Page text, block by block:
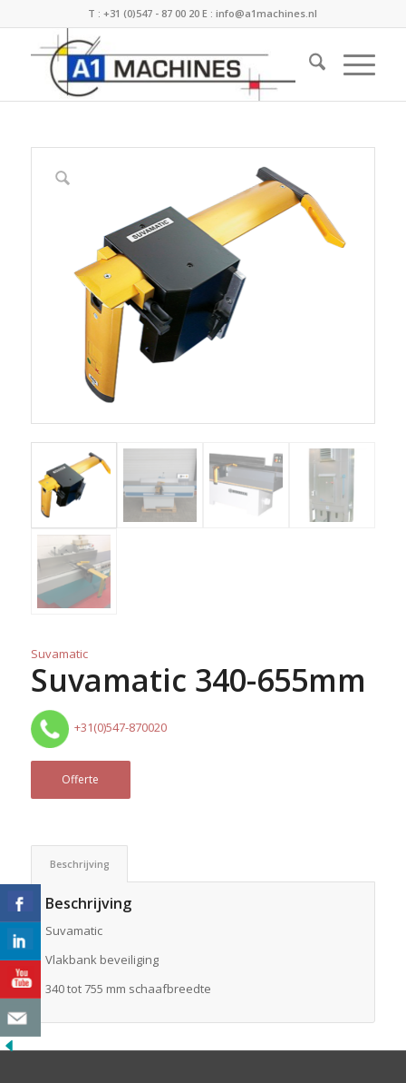
T :+31 (0)547 - 87 00 20 E :info@a1machines.nl
Suvamatic
Suvamatic 340-655mm
+31(0)547-870020
Offerte
Beschrijving
Beschrijving
Suvamatic
Vlakbank beveiliging
340 tot 755 mm schaafbreedte